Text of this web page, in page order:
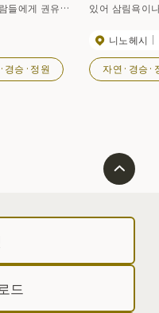
들에게 권유하
하여 고찰을 고
경승·정원
있어 삼림욕이
하는 사람도
니노헤시
자연·경승·
드